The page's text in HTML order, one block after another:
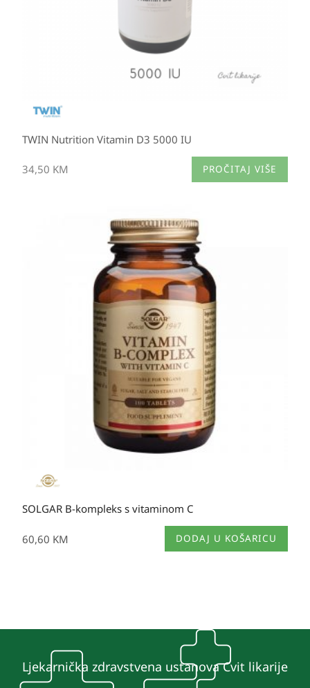
TWIN Nutrition Vitamin D3 5000 IU
34,50 KM PROČITAJ VIŠE
SOLGAR B-kompleks s vitaminom C
60,60 KM DODAJ U KOŠARICU
Ljekarnička zdravstvena ustanova Cvit likarije